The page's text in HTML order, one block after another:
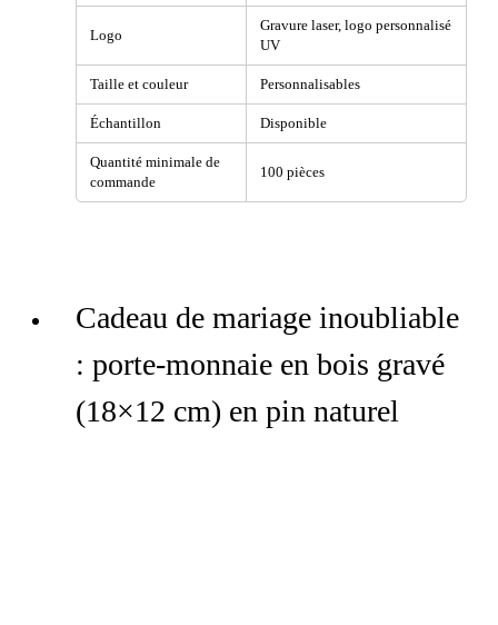
Logo
Gravure laser, logo personnalisé
UV
Taille et couleur Personnalisables
Échantillon Disponible
Quantité minimale de
commande
100 pièces
Cadeau de mariage inoubliable
: porte-monnaie en bois gravé
(18×12 cm) en pin naturel